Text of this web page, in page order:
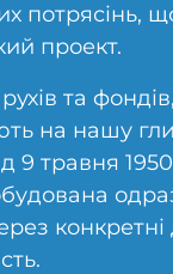
потрясінь,
проект.
та
на нашу
9 травня